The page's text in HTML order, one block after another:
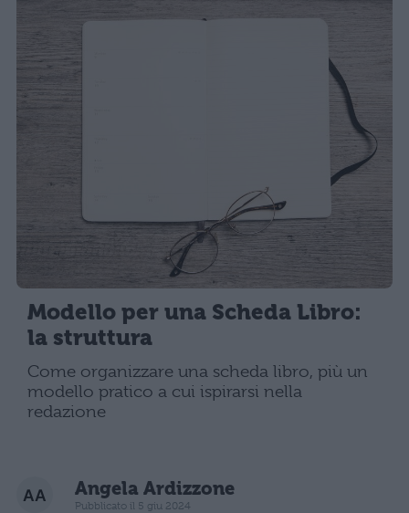
Modello per una Scheda Libro:
la struttura
Come organizzare una scheda libro, più un
modello pratico a cui ispirarsi nella
redazione
Angela Ardizzone
Pubblicato il 5 giu 2024